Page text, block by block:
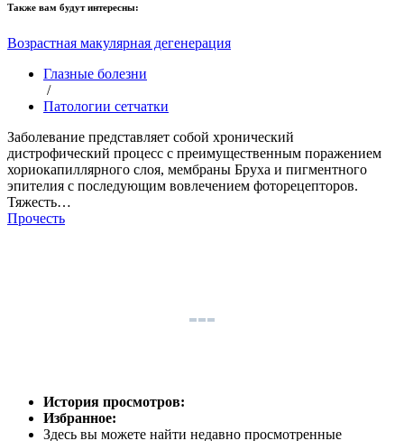
Также вам будут интересны:
Возрастная макулярная дегенерация
Глазные болезни
/
Патологии сетчатки
Заболевание представляет собой хронический
дистрофический процесс с преимущественным поражением
хориокапиллярного слоя, мембраны Бруха и пигментного
эпителия с последующим вовлечением фоторецепторов.
Тяжесть…
Прочесть
История просмотров:
Избранное:
Здесь вы можете найти недавно просмотренные